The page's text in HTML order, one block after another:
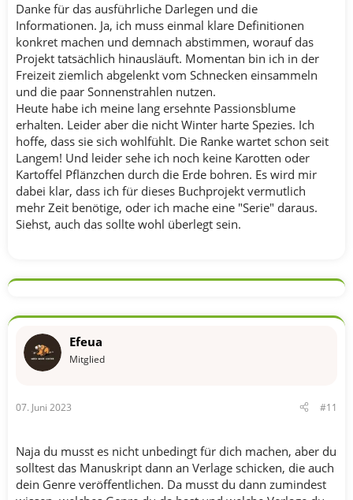
Danke für das ausführliche Darlegen und die
Informationen. Ja, ich muss einmal klare Definitionen
konkret machen und demnach abstimmen, worauf das
Projekt tatsächlich hinausläuft. Momentan bin ich in der
Freizeit ziemlich abgelenkt vom Schnecken einsammeln
und die paar Sonnenstrahlen nutzen.
Heute habe ich meine lang ersehnte Passionsblume
erhalten. Leider aber die nicht Winter harte Spezies. Ich
hoffe, dass sie sich wohlfühlt. Die Ranke wartet schon seit
Langem! Und leider sehe ich noch keine Karotten oder
Kartoffel Pflänzchen durch die Erde bohren. Es wird mir
dabei klar, dass ich für dieses Buchprojekt vermutlich
mehr Zeit benötige, oder ich mache eine "Serie" daraus.
Siehst, auch das sollte wohl überlegt sein.
Efeua
Mitglied
07. Juni 2023 #11
Naja du musst es nicht unbedingt für dich machen, aber du
solltest das Manuskript dann an Verlage schicken, die auch
dein Genre veröffentlichen. Da musst du dann zumindest